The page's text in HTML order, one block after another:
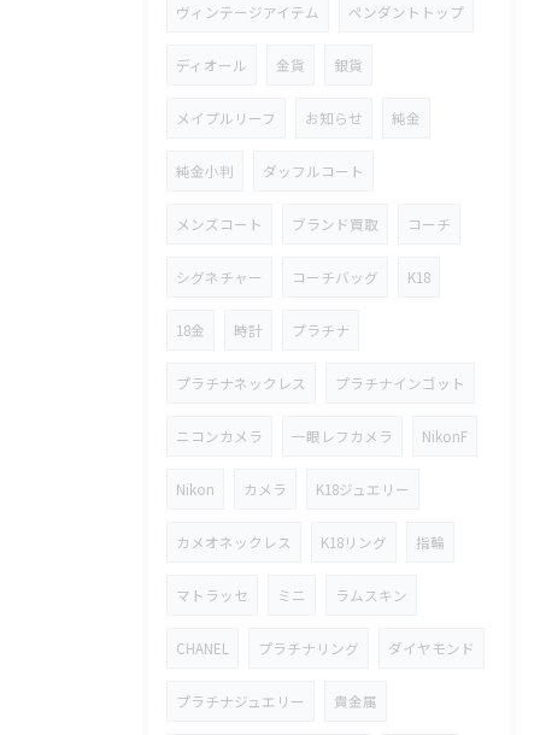
ヴィンテージアイテム ペンダントトップ
ディオール 金貨 銀貨
メイプルリーフ お知らせ 純金
純金小判 ダッフルコート
メンズコート ブランド買取 コーチ
シグネチャー コーチバッグ K18
18金 時計 プラチナ
プラチナネックレス プラチナインゴット
ニコンカメラ 一眼レフカメラ NikonF
Nikon カメラ K18ジュエリー
カメオネックレス K18リング 指輪
マトラッセ ミニ ラムスキン
CHANEL プラチナリング ダイヤモンド
プラチナジュエリー 貴金属